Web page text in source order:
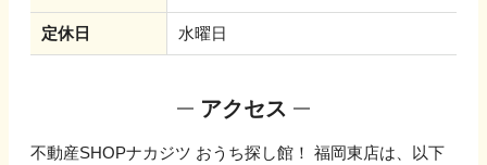
定休日 水曜日
アクセス
不動産SHOPナカジツ おうち探し館！ 福岡東店は、以下